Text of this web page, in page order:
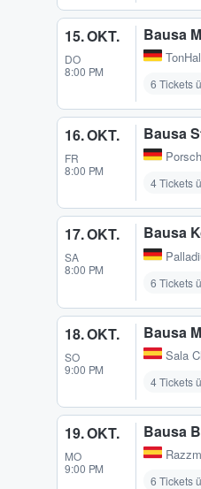
15. OKT.
DO
8:00 PM
Bausa
6 Tickets
16. OKT.
FR
8:00 PM
Bausa
4 Tickets
17. OKT.
SA
8:00 PM
Bausa
6 Tickets
18. OKT.
SO
9:00 PM
Bausa
Sala
4 Tickets
19. OKT.
MO
9:00 PM
Bausa
6 Tickets